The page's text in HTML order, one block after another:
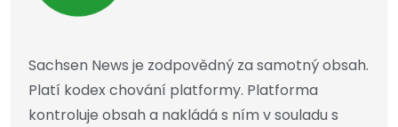
Sachsen News je zodpovědný za samotný obsah.
Platí kodex chování platformy. Platforma
kontroluje obsah a nakládá s ním v souladu s